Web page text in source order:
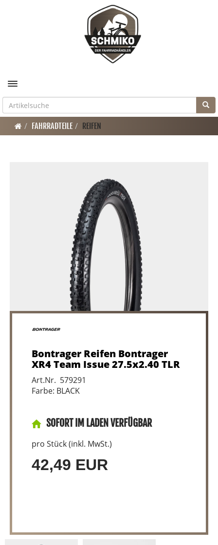
Toggle navigation
FAHRRADTEILE REIFEN
Bontrager Reifen Bontrager
XR4 Team Issue 27.5x2.40 TLR
Art.Nr. 579291
Farbe: BLACK
SOFORT IM LADEN VERFÜGBAR
pro Stück (inkl. MwSt.)
42,49 EUR